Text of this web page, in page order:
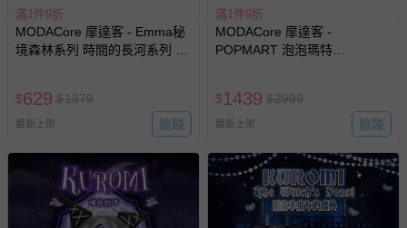
滿1件9折
MODACore 摩達客 - Emma秘
境森林系列 時間的長河系列 異
$629 $1379
最新上架 追蹤
滿1件9折
MODACore 摩達客 -
POPMART 泡泡瑪特
手辦模型(隨機2盒入)
$1439 $2999
最新上架 追蹤